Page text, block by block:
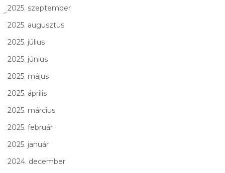
2025. szeptember
2025. augusztus
2025. július
2025. június
2025. május
2025. április
2025. március
2025. február
2025. január
2024. december